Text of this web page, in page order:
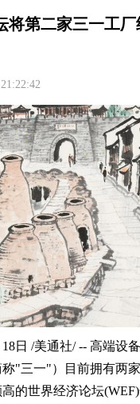
将第二家三一工
日 /美通社/ -- 高端设
"三一"）目前拥有两
的世界经济论坛